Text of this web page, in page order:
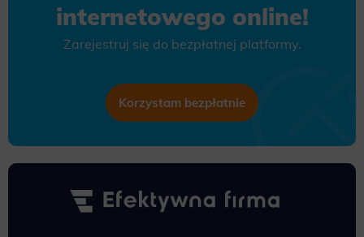
internetowego online!
Zarejestruj się do bezpłatnej platformy.
Korzystam bezpłatnie